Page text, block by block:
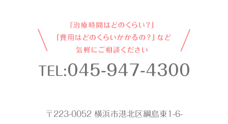
TEL:045-947-4300
〒223-0052 横浜市港北区綱島東1-6-